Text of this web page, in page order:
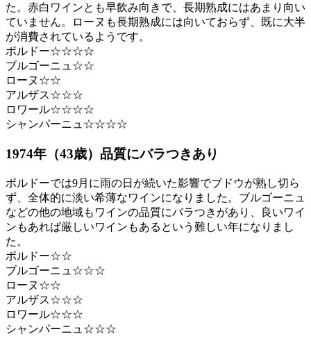
た。赤白ワインとも早飲み向きで、長期熟成にはあまり向い
ていません。ローヌも長期熟成には向いておらず、既に大半
が消費されているようです。
ボルドー☆☆☆☆
ブルゴーニュ☆☆
ローヌ☆☆
アルザス☆☆☆
ロワール☆☆☆☆
シャンパーニュ☆☆☆☆
1974年（43歳）品質にバラつきあり
ボルドーでは9月に雨の日が続いた影響でブドウが熟し切ら
ず、全体的に淡い希薄なワインになりました。ブルゴーニュ
などの他の地域もワインの品質にバラつきがあり、良いワイ
ンもあれば厳しいワインもあるという難しい年になりまし
た。
ボルドー☆☆
ブルゴーニュ☆☆☆
ローヌ☆☆
アルザス☆☆☆
ロワール☆☆☆
シャンパーニュ☆☆☆